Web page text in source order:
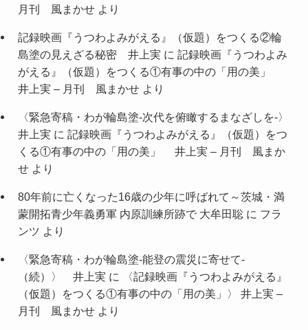
月刊 風まかせより
記録映画『うつわよみがえる』（仮題）をつくる②輪
島塗の見えざる秘密 井上実 に 記録映画『うつわよみ
がえる』（仮題）をつくる①有事の中の「用の美」
井上実 – 月刊 風まかせより
〈緊急寄稿・わが輪島塗-次代を俯瞰するまなざしを-〉
井上実 に 記録映画『うつわよみがえる』（仮題）をつ
くる①有事の中の「用の美」 井上実 – 月刊 風まか
せより
80年前に亡くなった16歳の少年に呼ばれて～茨城・満
蒙開拓青少年義勇軍 内原訓練所跡で 大牟田聡に フラ
ンツ より
〈緊急寄稿・わが輪島塗-能登の震災に寄せて-
（続）〉 井上実 に
〈記録映画『うつわよみがえる』
（仮題）をつくる①有事の中の「用の美」〉 井上実 –
月刊 風まかせより